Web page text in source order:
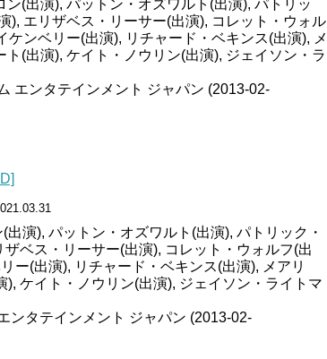
ン(出演), パットン・オズワルト(出演), パトリッ
), エリザベス・リーサー(出演), コレット・ウォル
ケンベリー(出演), リチャード・ベキンス(出演), メ
ト(出演), ケイト・ノウリン(出演), ジェイソン・ラ
エンタテインメント ジャパン (2013-02-
出演), パットン・オズワルト(出演), パトリック・
ザベス・リーサー(出演), コレット・ウォルフ(出
ー(出演), リチャード・ベキンス(出演), メアリ
), ケイト・ノウリン(出演), ジェイソン・ライトマ
ンタテインメント ジャパン (2013-02-